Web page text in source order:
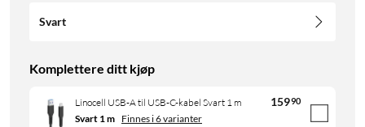
Svart
Komplettere ditt kjøp
Linocell USB-A til USB-C-kabel Svart 1 m 15990
Svart 1 m Finnes i 6 varianter